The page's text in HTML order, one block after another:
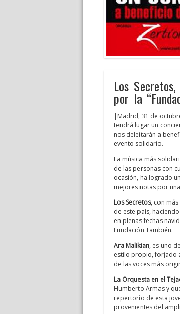
Los
por la
|Madrid, 31 de
tendrá lugar un
nos deleitarán a
evento solidario.
La música más
de las personas con
ocasión, ha logrado
mejores notas por
Los Secretos, con
de este país,
en plenas fechas
Fundación También.
Ara Malikian, es uno
estilo propio, forjado
de las voces más
La Orquesta en el
Humberto Armas y
repertorio de esta
provenientes del